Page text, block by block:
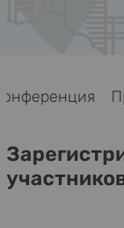
Конференция